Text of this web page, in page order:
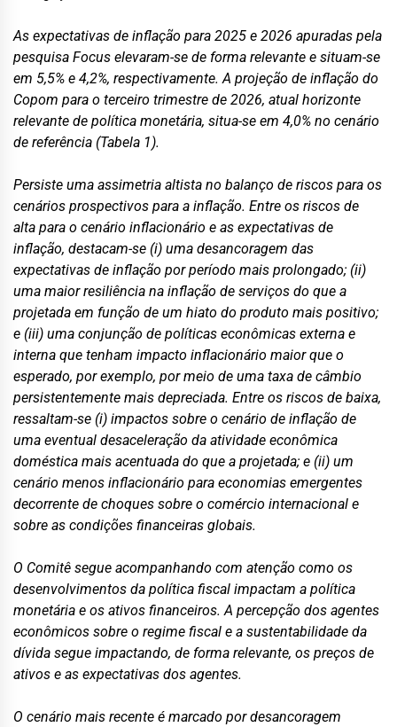
As expectativas de inflação para 2025 e 2026 apuradas pela
pesquisa Focus elevaram-se de forma relevante e situam-se
em 5,5% e 4,2%, respectivamente. A projeção de inflação do
Copom para o terceiro trimestre de 2026, atual horizonte
relevante de política monetária, situa-se em 4,0% no cenário
de referência (Tabela 1).
Persiste uma assimetria altista no balanço de riscos para os
cenários prospectivos para a inflação. Entre os riscos de
alta para o cenário inflacionário e as expectativas de
inflação, destacam-se (i) uma desancoragem das
expectativas de inflação por período mais prolongado; (ii)
uma maior resiliência na inflação de serviços do que a
projetada em função de um hiato do produto mais positivo;
e (iii) uma conjunção de políticas econômicas externa e
interna que tenham impacto inflacionário maior que o
esperado, por exemplo, por meio de uma taxa de câmbio
persistentemente mais depreciada. Entre os riscos de baixa,
ressaltam-se (i) impactos sobre o cenário de inflação de
uma eventual desaceleração da atividade econômica
doméstica mais acentuada do que a projetada; e (ii) um
cenário menos inflacionário para economias emergentes
decorrente de choques sobre o comércio internacional e
sobre as condições financeiras globais.
O Comitê segue acompanhando com atenção como os
desenvolvimentos da política fiscal impactam a política
monetária e os ativos financeiros. A percepção dos agentes
econômicos sobre o regime fiscal e a sustentabilidade da
dívida segue impactando, de forma relevante, os preços de
ativos e as expectativas dos agentes.
O cenário mais recente é marcado por desancoragem